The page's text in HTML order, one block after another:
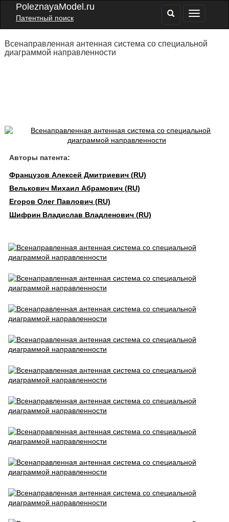
PoleznayaModel.ru
Патентный поиск
Всенаправленная антенная система со специальной
диаграммой направленности
Авторы патента:
Французов Алексей Дмитриевич (RU)
Велькович Михаил Абрамович (RU)
Егоров Олег Павлович (RU)
Шифрин Владислав Владленович (RU)